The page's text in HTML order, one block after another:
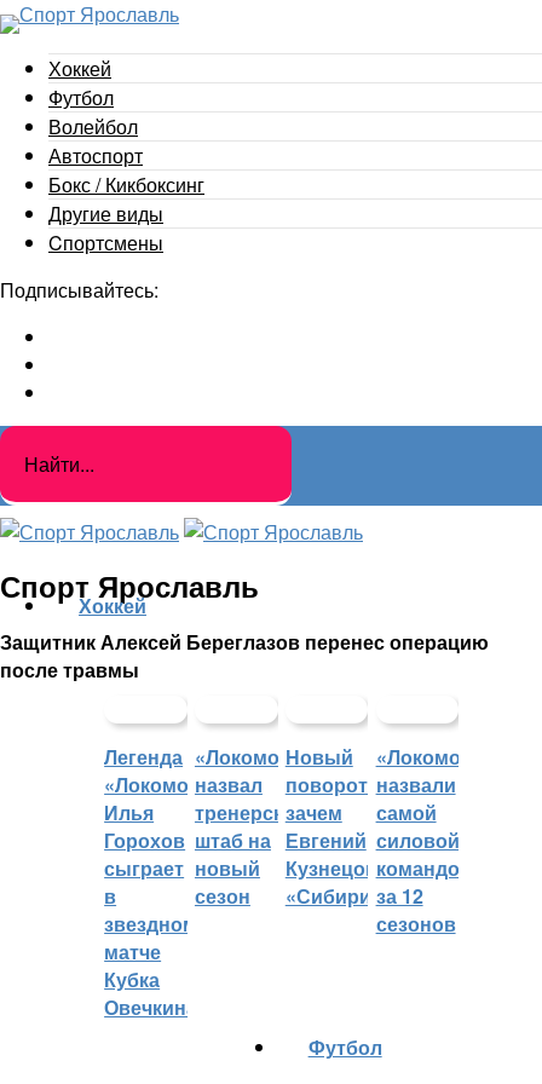
Хоккей
Футбол
Волейбол
Автоспорт
Бокс / Кикбоксинг
Другие виды
Cпортсмены
Подписывайтесь:
Спорт Ярославль
Защитник Алексей Береглазов перенес операцию
после травмы
Хоккей
Легенда
«Локомотива»
Илья
Горохов
сыграет
в
звездном
матче
Кубка
Овечкина
«Локомотив»
назвал
тренерский
штаб на
новый
сезон
Новый
поворот:
зачем
Евгений
Кузнецов
«Сибири»?
«Локомотив»
назвали
самой
силовой
командой
за 12
сезонов
Футбол